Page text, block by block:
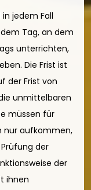
jedem Fall
Tag, an dem
unterrichten,
Die Frist ist
der Frist von
unmittelbaren
müssen für
nur aufkommen,
der
der
ihnen